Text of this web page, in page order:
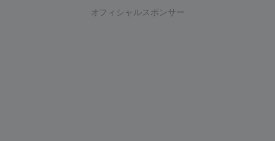
オフィシャルスポンサー